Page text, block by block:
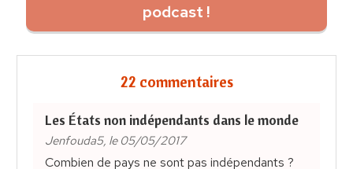
podcast !
22 commentaires
Les États non indépendants dans le monde
Jenfouda5, le 05/05/2017
Combien de pays ne sont pas indépendants ?